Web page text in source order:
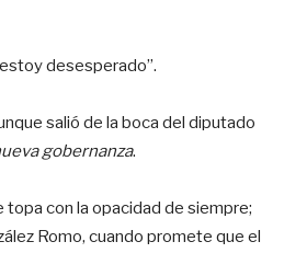
desesperado”.
salió de la boca del diputado
gobernanza.
con la opacidad de siempre;
Romo, cuando promete que el